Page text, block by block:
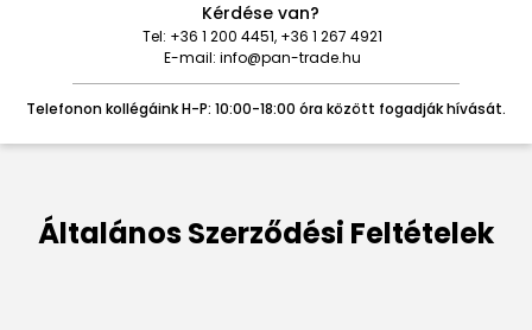
Kérdése van?
Tel: +36 1 200 4451, +36 1 267 4921
E-mail: info@pan-trade.hu
Telefonon kollégáink H-P: 10:00-18:00 óra között fogadják hívását.
Általános Szerződési Feltételek